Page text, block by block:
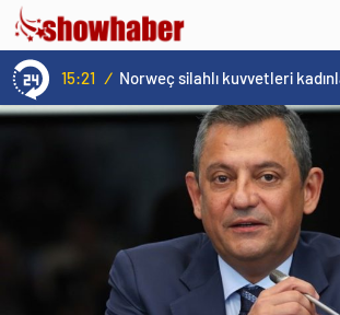
15:21 /
sızlasın!